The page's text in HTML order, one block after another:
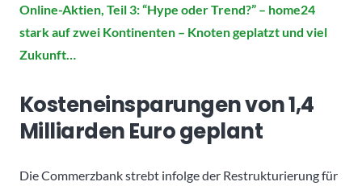
Online-Aktien, Teil 3: “Hype oder Trend?” – home24
stark auf zwei Kontinenten – Knoten geplatzt und viel
Zukunft…
Kosteneinsparungen von 1,4
Milliarden Euro geplant
Die Commerzbank strebt infolge der Restrukturierung für